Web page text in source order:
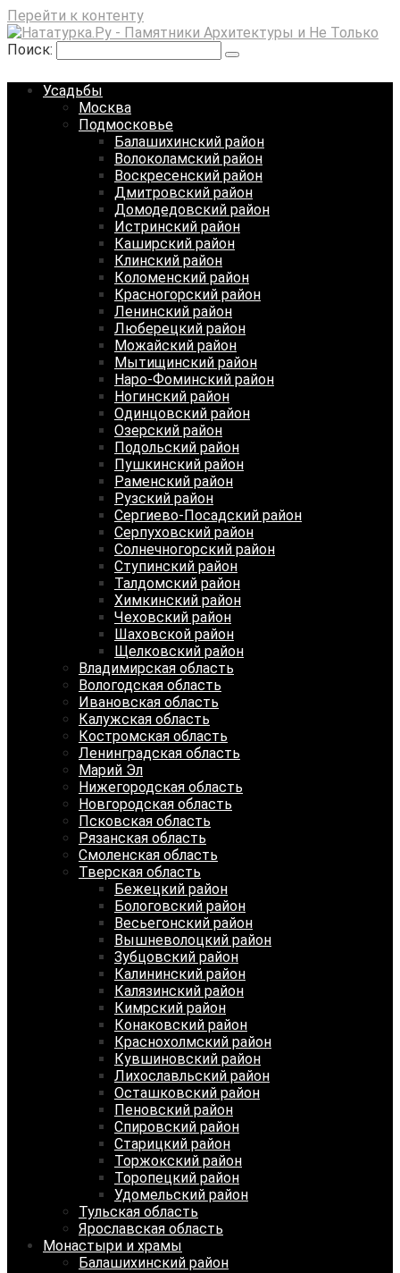
Перейти к контенту
Поиск:
Усадьбы
Москва
Подмосковье
Балашихинский район
Волоколамский район
Воскресенский район
Дмитровский район
Домодедовский район
Истринский район
Каширский район
Клинский район
Коломенский район
Красногорский район
Ленинский район
Люберецкий район
Можайский район
Мытищинский район
Наро-Фоминский район
Ногинский район
Одинцовский район
Озерский район
Подольский район
Пушкинский район
Раменский район
Рузский район
Сергиево-Посадский район
Серпуховский район
Солнечногорский район
Ступинский район
Талдомский район
Химкинский район
Чеховский район
Шаховской район
Щелковский район
Владимирская область
Вологодская область
Ивановская область
Калужская область
Костромская область
Ленинградская область
Марий Эл
Нижегородская область
Новгородская область
Псковская область
Рязанская область
Смоленская область
Тверская область
Бежецкий район
Бологовский район
Весьегонский район
Вышневолоцкий район
Зубцовский район
Калининский район
Калязинский район
Кимрский район
Конаковский район
Краснохолмский район
Кувшиновский район
Лихославльский район
Осташковский район
Пеновский район
Спировский район
Старицкий район
Торжокский район
Торопецкий район
Удомельский район
Тульская область
Ярославская область
Монастыри и храмы
Балашихинский район